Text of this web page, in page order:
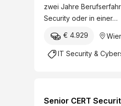
zwei Jahre
Security oder in einer…
€ 4.929
IT Security &
Senior CERT